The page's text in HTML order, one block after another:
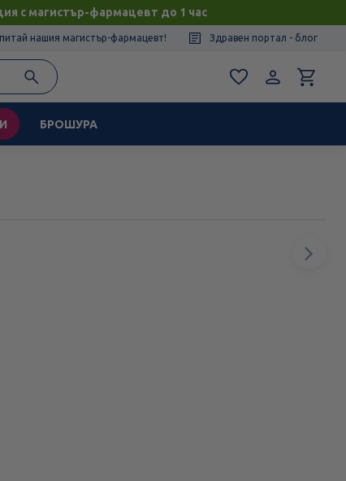
с магистър-фармацевт до 1 час
нашия магистър-фармацевт! Здравен портал - блог
БРОШУРА